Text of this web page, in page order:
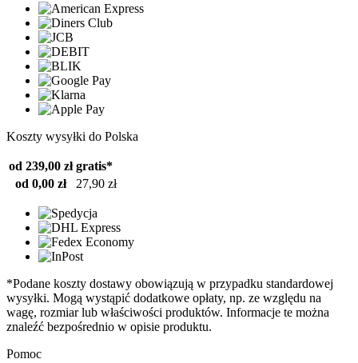
Koszty wysyłki do Polska
od 239,00 zł gratis*
od 0,00 zł
27,90 zł
*Podane koszty dostawy obowiązują w przypadku standardowej
wysyłki. Mogą wystąpić dodatkowe opłaty, np. ze względu na
wagę, rozmiar lub właściwości produktów. Informacje te można
znaleźć bezpośrednio w opisie produktu.
Pomoc